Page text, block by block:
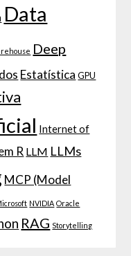
Data
Deep
Estatística GPU
Internet of
R LLM LLMs
MCP (Model
NVIDIA Oracle
RAG Storytelling